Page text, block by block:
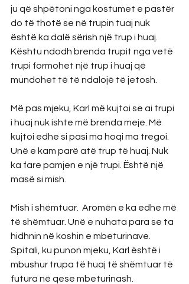
ju që shpëtoni nga kostumet e pastër
do të thotë se në trupin tuaj nuk
është ka dalë sërish një trup i huaj.
Kështu ndodh brenda trupit nga vetë
trupi formohet një trup i huaj që
mundohet të të ndalojë të jetosh.
Më pas mjeku, Karl më kujtoi se ai trupi
i huaj nuk ishte më brenda meje. Më
kujtoi edhe si pasi ma hoqi ma tregoi.
Unë e kam parë atë trup të huaj. Nuk
ka fare pamjen e një trupi. Është një
masë si mish.
Mish i shëmtuar.  Aromën e ka edhe më
të shëmtuar. Unë e nuhata para se ta
hidhnin në koshin e mbeturinave.
Spitali, ku punon mjeku, Karl është i
mbushur trupa të huaj të shëmtuar të
futura në qese mbeturinash.